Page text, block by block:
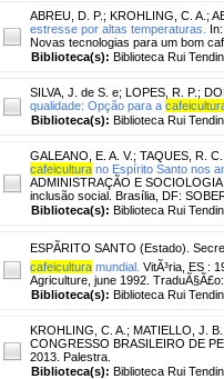
ABREU, D. P. ; KROHLING, C. A. ;
estresse por altas temperaturas.
Novas tecnologias para um bom
Biblioteca(s): Biblioteca Rui
SILVA, J. de S. e; LOPES, R. P. ;
qualidade: Opção para a
Biblioteca(s): Biblioteca Rui
GALEANO, E. A. V.; TAQUES, R. C.
cafeicultura no Espírito Santo nos
ADMINISTRAÇÃO E
inclusão social. Brasília, DF:
Biblioteca(s): Biblioteca Rui
ESPÃRITO SANTO (Estado).
cafeicultura mundial. VitÃ³ria, ES :
Agriculture, june 1992.
Biblioteca(s): Biblioteca Rui
KROHLING, C. A. ; MATIELLO, J. B.
CONGRESSO BRASILEIRO DE
2013. Palestra.
Biblioteca(s): Biblioteca Rui